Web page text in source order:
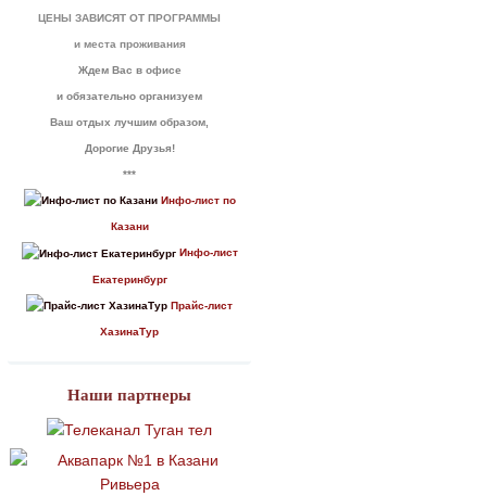
ЦЕНЫ ЗАВИСЯТ ОТ ПРОГРАММЫ
и места проживания
Ждем Вас в офисе
и обязательно организуем
Ваш отдых лучшим образом,
Дорогие Друзья!
***
Инфо-лист по
Казани
Инфо-лист
Екатеринбург
Прайс-лист
ХазинаТур
Наши партнеры